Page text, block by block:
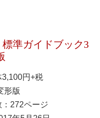
準ガイドブック3
円+税
形版
272ページ